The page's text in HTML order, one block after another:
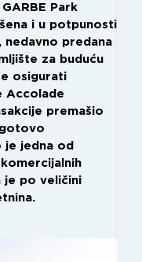
Park
i u potpunosti
nedavno predana
za buduću
osigurati
Accolade
premašio
je jedna od
je po veličini